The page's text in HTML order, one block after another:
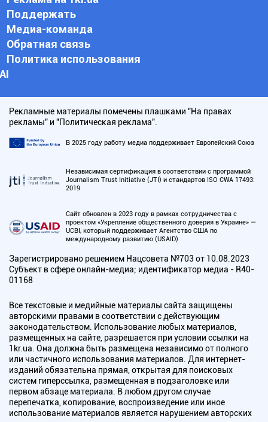
Поддержать
Медиа-команда
Обратная связь
Политика использования
АI
Рекламные материалы помечены плашками "На правах
рекламы" и "Политическая реклама".
В 2025 году работу медиа поддерживает Европейский Союз
Независимая сертификация в соответствии с программой
Journalism Trust Initiative (JTI) и стандартов ISO CWA 17493:
2019
Сайт обновлен в 2023 году в рамках сотрудничества с
проектом «Укрепление общественного доверия в Украине» —
UCBI, который поддерживает Агентство США по
международному развитию (USAID)
Зарегистрировано решением Нацсовета №703 от 10.08.2023
Субъект в сфере онлайн-медиа; идентификатор медиа - R40-
01168
Все текстовые и медийные материалы сайта защищены
авторскими правами в соответствии с действующим
законодательством. Использование любых материалов,
размещенных на сайте, разрешается при условии ссылки на
1kr.ua. Она должна быть размещена независимо от полного
или частичного использования материалов. Для интернет-
изданий обязательна прямая, открытая для поисковых
систем гиперссылка, размещенная в подзаголовке или
первом абзаце материала. В любом другом случае
перепечатка, копирование, воспроизведение или иное
использование материалов является нарушением авторских